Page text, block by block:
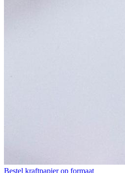
Bestel kraftpapier op formaat